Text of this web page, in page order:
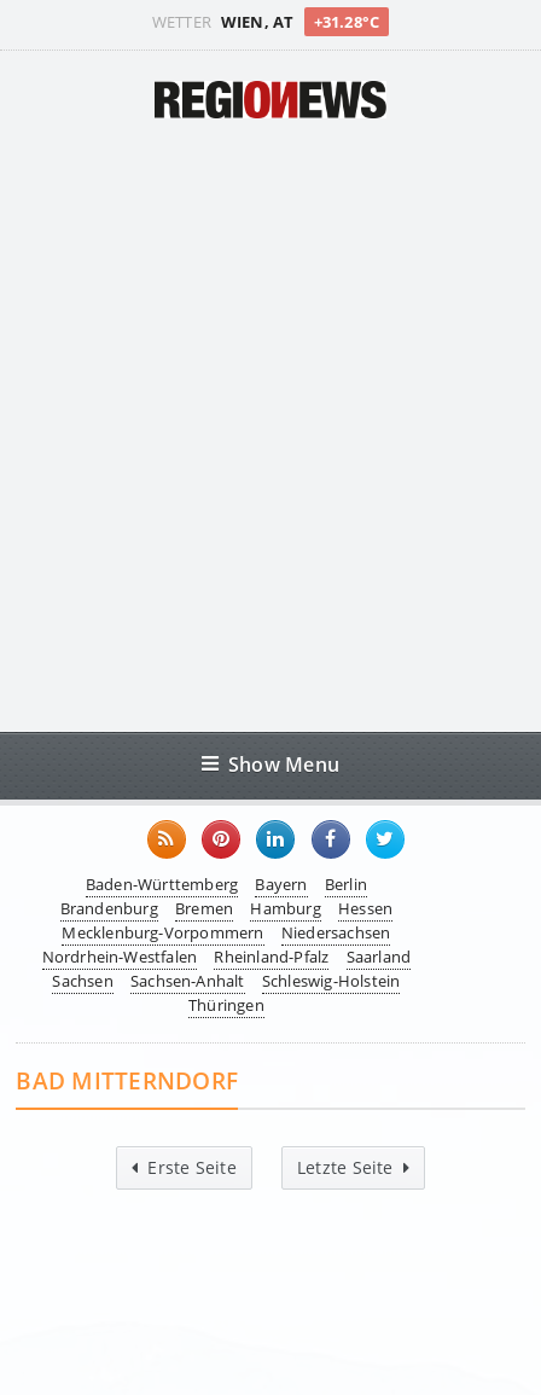
WETTER WIEN, AT +31.28°C
Show Menu
Baden-Württemberg Bayern
Berlin
Brandenburg
Bremen Hamburg
Hessen
Mecklenburg-Vorpommern
Niedersachsen
Nordrhein-Westfalen
Rheinland-Pfalz
Saarland
Sachsen
Sachsen-Anhalt
Schleswig-Holstein
Thüringen
BAD MITTERNDORF
Erste Seite Letzte Seite